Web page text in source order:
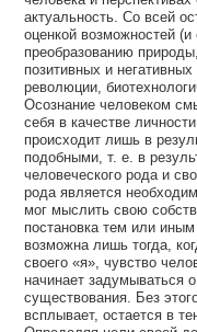
актуальность. Со всей
оценкой возможностей
преобразованию
позитивных и
революции,
Осознание человеком
себя в качестве
происходит лишь в
подобными, т. е. в
человеческого рода и
рода является
мог мыслить свою
постановка тем или
возможна лишь тогда,
своего «я», чувство
начинает задумываться
существования. Без
всплывает, остается в